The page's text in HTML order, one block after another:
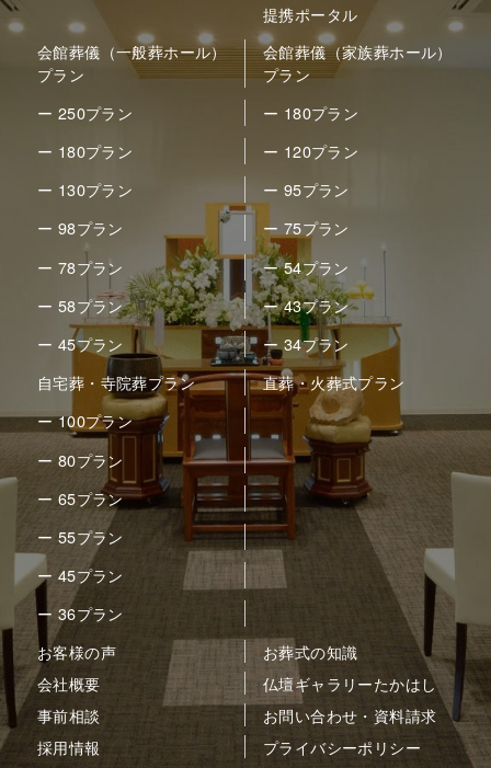
提携ポータル
会館葬儀（一般葬ホール）
プラン
ー 250プラン
ー 180プラン
ー 130プラン
ー 98プラン
ー 78プラン
ー 58プラン
ー 45プラン
会館葬儀（家族葬ホール）
プラン
ー 180プラン
ー 120プラン
ー 95プラン
ー 75プラン
ー 54プラン
ー 43プラン
ー 34プラン
自宅葬・寺院葬プラン
ー 100プラン
ー 80プラン
ー 65プラン
ー 55プラン
ー 45プラン
ー 36プラン
直葬・火葬式プラン
お客様の声
お葬式の知識
会社概要
仏壇ギャラリーたかはし
事前相談
お問い合わせ・資料請求
採用情報
プライバシーポリシー